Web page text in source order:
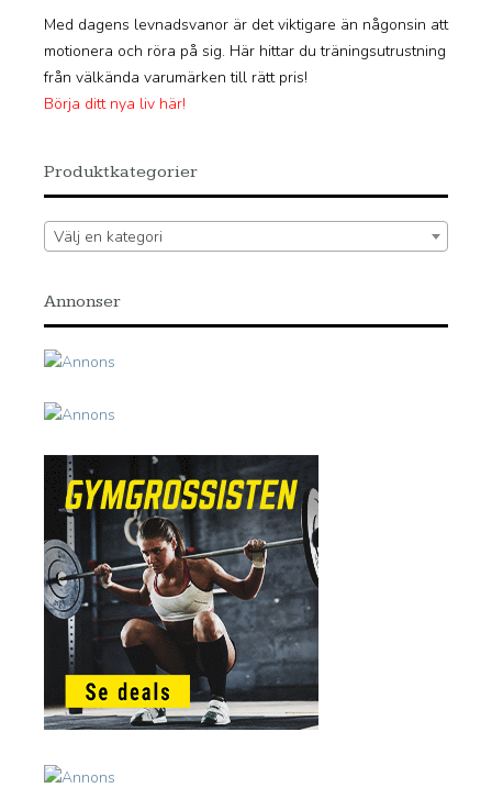
Med dagens levnadsvanor är det viktigare än någonsin att
motionera och röra på sig. Här hittar du träningsutrustning
från välkända varumärken till rätt pris!
Börja ditt nya liv här!
Produktkategorier
Välj en kategori
Annonser